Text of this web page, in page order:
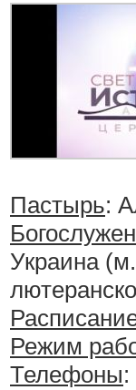
Пастырь:
Украина
Режим
Телефоны